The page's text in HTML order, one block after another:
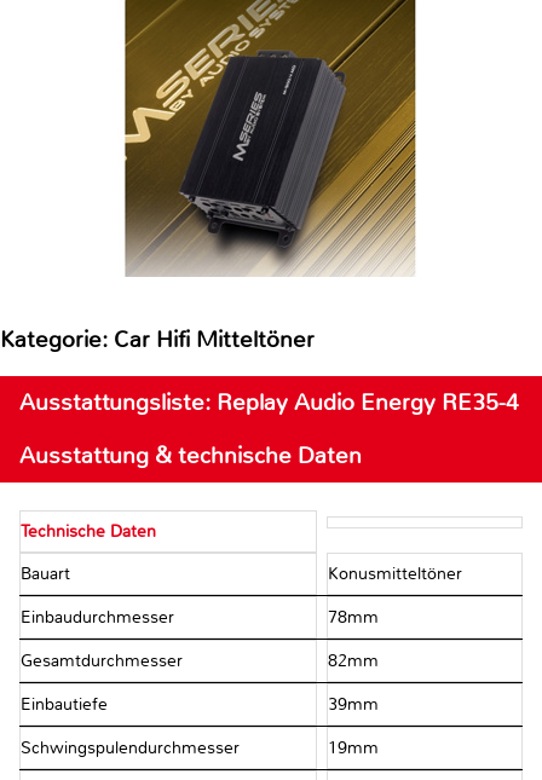
Kategorie: Car Hifi Mitteltöner
Ausstattungsliste: Replay Audio Energy RE35-4
Ausstattung & technische Daten
Technische Daten
Bauart Konusmitteltöner
Einbaudurchmesser 78mm
Gesamtdurchmesser 82mm
Einbautiefe 39mm
Schwingspulendurchmesser 19mm